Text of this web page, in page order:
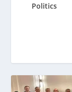
Politics